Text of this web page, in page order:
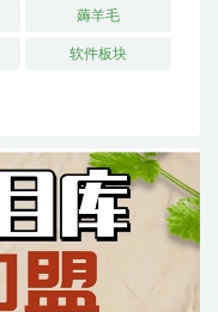
薅羊毛
软件板块